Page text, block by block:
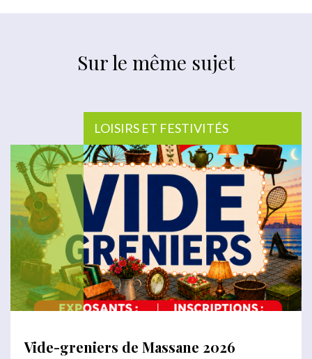
Sur le même sujet
LOISIRS ET FESTIVITÉS
Vide-greniers de Massane 2026